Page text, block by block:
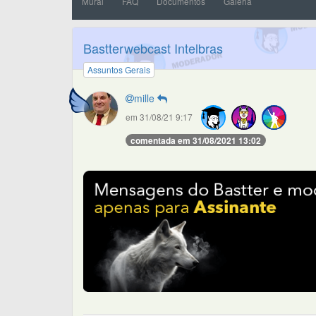
Bastterwebcast Intelbras
Assuntos Gerais
mille
em 31/08/21 9:17
comentada em 31/08/2021 13:02